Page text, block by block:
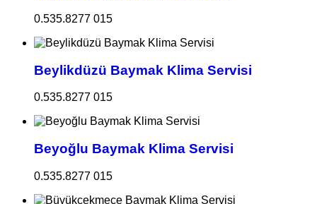
0.535.8277 015
Beylikdüzü Baymak Klima Servisi
0.535.8277 015
Beyoğlu Baymak Klima Servisi
0.535.8277 015